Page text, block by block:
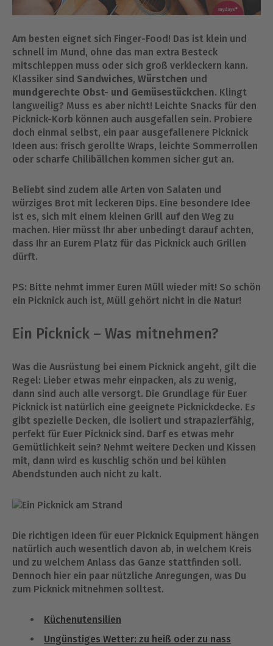
Am besten eignet sich Finger-Food! Das ist klein und
schnell im Mund, ohne das man extra Besteck
mitschleppen muss oder sich groß verkleckern kann.
Klassiker sind Sandwiches, Würstchen und
mundgerechte Obst- und Gemüsestückchen. Klingt
langweilig? Muss es aber nicht! Leichte Snacks für den
Picknick-Korb können auch ausgefallen sein. Probiere
doch einmal selbst, ein paar ausgefallenere Picknick
Ideen aus: frisch gerollte Wraps, leichte Sommerrollen
oder scharfe Chilibällchen kommen sicher gut an.
Beliebt sind zudem alle Arten von Salaten und
würziges Brot mit leckeren Dips. Eine besondere Idee
ist es, sich mit einem kleinen Grill auf den Weg zu
machen. Hier müsst Ihr aber unbedingt darauf achten,
dass Ihr an Eurem Platz für das Picknick auch Grillen
dürft.
PS: Bitte nehmt immer Euren Müll wieder mit! So schön
ein Picknick auch ist, Müll gehört nicht in die Natur!
Ein Picknick – Was mitnehmen?
Was die Ausrüstung bei einem Picknick angeht, gilt die
Regel: Lieber etwas mehr einpacken, als zu wenig,
dann sind auch alle versorgt. Die Grundlage für Euer
Picknick ist natürlich eine geeignete Picknickdecke. Es
gibt spezielle Decken, die isoliert und strapazierfähig,
perfekt für Euer Picknick sind. Darf es etwas mehr
Gemütlichkeit sein? Nehmt weitere Decken und Kissen
mit, dann wird es kuschlig schön und bei kühlen
Abendstunden auch nicht zu kalt.
Die richtigen Ideen für euer Picknick Equipment hängen
natürlich auch wesentlich davon ab, in welchem Kreis
und zu welchem Anlass das Ganze stattfinden soll.
Dennoch hier ein paar nützliche Anregungen, was Du
zum Picknick mitnehmen solltest.
Küchenutensilien
Ungünstiges Wetter: zu heiß oder zu nass